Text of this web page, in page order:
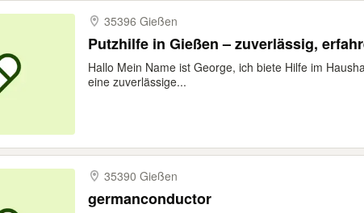
35396 Gießen
Putzhilfe in Gießen – zuverlässig,
Hallo Mein Name ist George, ich biete Hilfe im
eine zuverlässige...
35390 Gießen
germanconductor